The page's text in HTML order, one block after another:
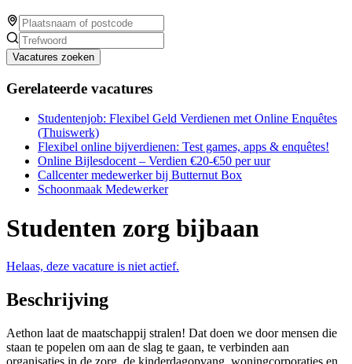
Vacatures zoeken
Gerelateerde vacatures
Studentenjob: Flexibel Geld Verdienen met Online Enquêtes
(Thuiswerk)
Flexibel online bijverdienen: Test games, apps & enquêtes!
Online Bijlesdocent – Verdien €20-€50 per uur
Callcenter medewerker bij Butternut Box
Schoonmaak Medewerker
Studenten zorg bijbaan
Helaas, deze vacature is niet actief.
Beschrijving
Aethon laat de maatschappij stralen! Dat doen we door mensen die
staan te popelen om aan de slag te gaan, te verbinden aan
organisaties in de zorg, de kinderdagopvang, woningcorporaties en